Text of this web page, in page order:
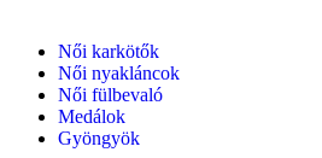
Női karkötők
Női nyakláncok
Női fülbevaló
Medálok
Gyöngyök